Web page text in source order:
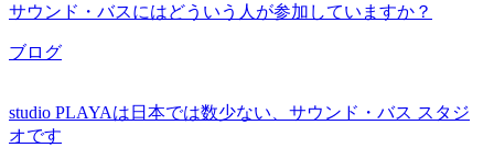
サウンド・バスにはどういう人が参加していますか？
ブログ
studio PLAYAは日本では数少ない、サウンド・バス スタジ
オです